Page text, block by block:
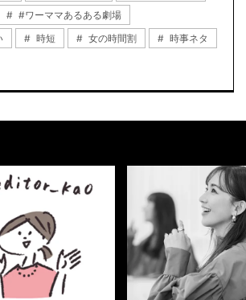
#ワーママあるある劇場
時短 女の時間割
時事ネタ